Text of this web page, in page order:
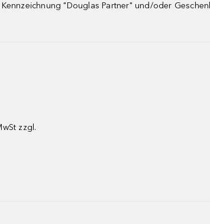
"Douglas Partner" und/oder
zzgl.